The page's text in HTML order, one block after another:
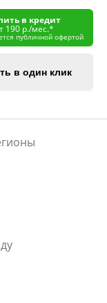
в кредит
190 р./мес.*
публичной офертой
в один клик